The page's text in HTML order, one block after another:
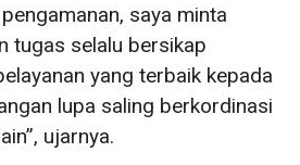
saya minta
tugas selalu bersikap
yang terbaik kepada
lupa saling berkordinasi
ujarnya.